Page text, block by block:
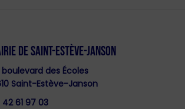
DE SAINT-ESTÈVE-JANSON
des Écoles
Saint-Estève-Janson
61 97 03